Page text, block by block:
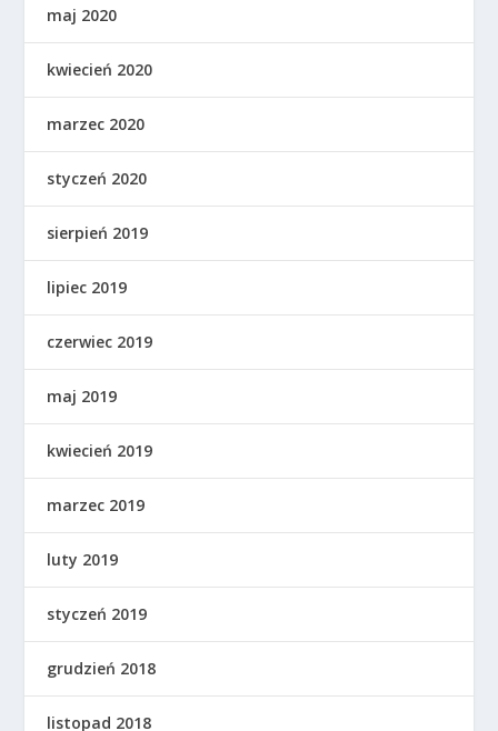
maj 2020
kwiecień 2020
marzec 2020
styczeń 2020
sierpień 2019
lipiec 2019
czerwiec 2019
maj 2019
kwiecień 2019
marzec 2019
luty 2019
styczeń 2019
grudzień 2018
listopad 2018